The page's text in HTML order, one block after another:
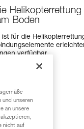
Helikopterrettung
Boden
für die
verfügbar.
und unseren
an unsere
nicht auf